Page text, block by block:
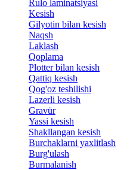
Rulo laminatsiyasi
Kesish
Gilyotin bilan kesish
Naqsh
Laklash
Qoplama
Plotter bilan kesish
Qattiq kesish
Qog'oz teshilishi
Lazerli kesish
Gravür
Yassi kesish
Shakllangan kesish
Burchaklarni yaxlitlash
Burg'ulash
Burmalanish